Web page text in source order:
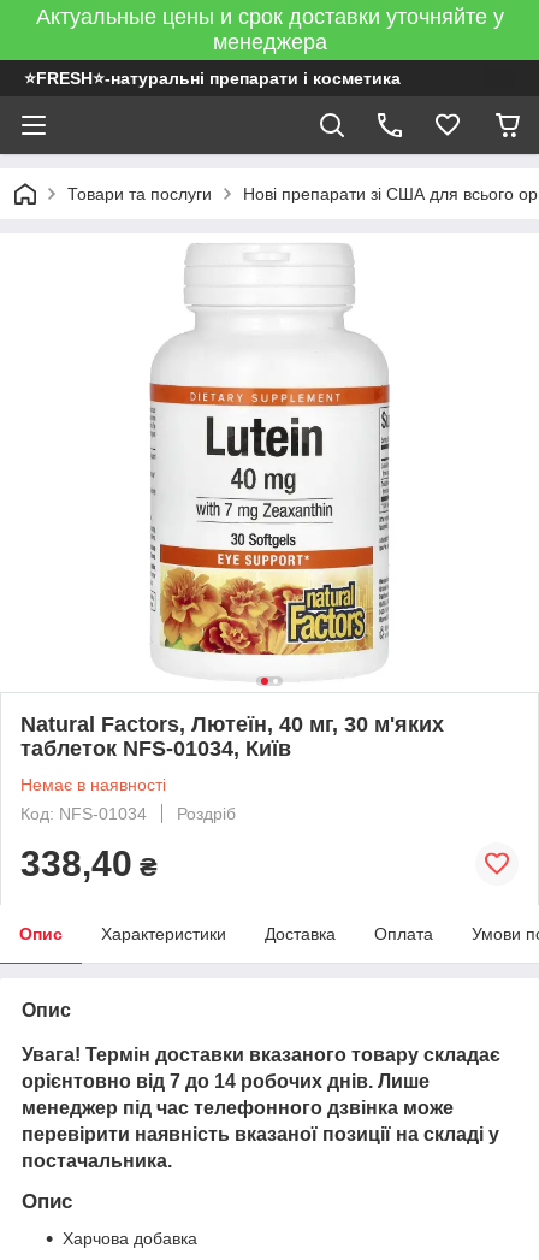
Актуальные цены и срок доставки уточняйте у
менеджера
⭐FRESH⭐-натуральні препарати і косметика
Товари та послуги Нові препарати зі США для всього
Natural Factors, Лютеїн, 40 мг, 30 м'яких
таблеток NFS-01034, Київ
Немає в наявності
Код: NFS-01034
Роздріб
338,40 ₴
Опис Характеристики Доставка Оплата Умови
Опис
Увага! Термін доставки вказаного товару складає
орієнтовно від 7 до 14 робочих днів. Лише
менеджер під час телефонного дзвінка може
перевірити наявність вказаної позиції на складі у
постачальника.
Опис
Харчова добавка